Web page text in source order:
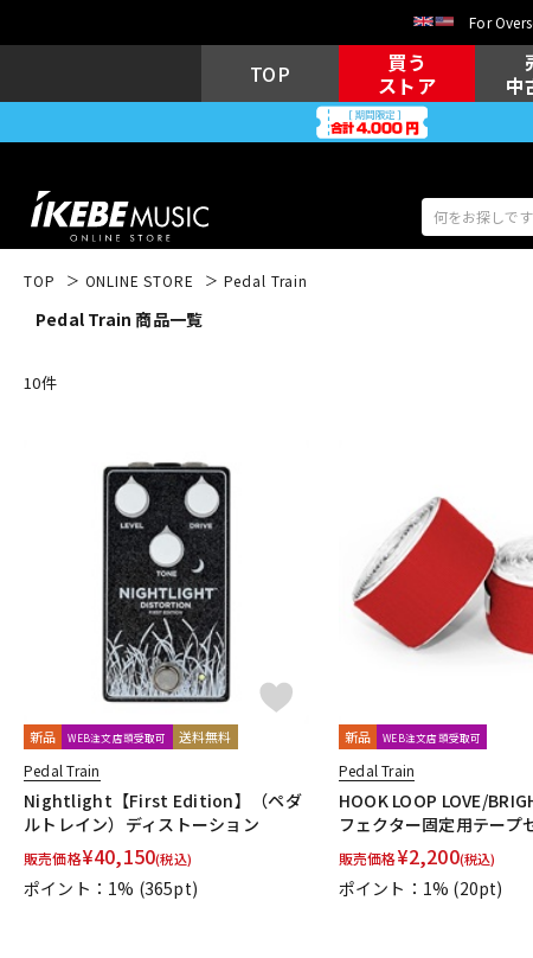
For
TOP
買う
ストア
中
DJ機器 DTM
中古 ヴィンテージ
TOP ONLINE STORE Pedal Train
Pedal Train 商品一覧
10件
新品 WEB注文店頭受取可 送料無料
Pedal Train
Nightlight【First Edition】（ペダ
ルトレイン）ディストーション
販売価格¥40,150(税込)
ポイント：1% (365pt)
新品 WEB注文店頭受取可
Pedal Train
HOOK LOOP LOVE/
フェクター固定用テープ
販売価格¥2,200(税込)
ポイント：1% (20pt)